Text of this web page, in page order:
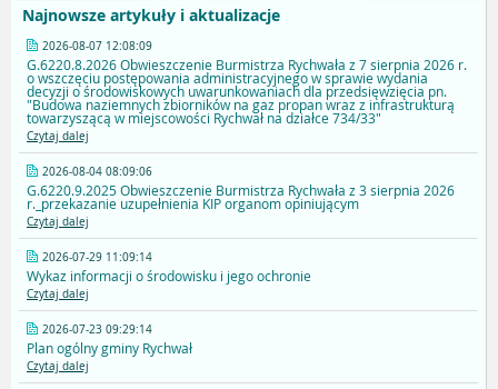
Najnowsze artykuły i aktualizacje
2026-08-07 12:08:09
G.6220.8.2026 Obwieszczenie Burmistrza Rychwała z 7 sierpnia 2026 r.
o wszczęciu postępowania administracyjnego w sprawie wydania
decyzji o środowiskowych uwarunkowaniach dla przedsięwzięcia pn.
"Budowa naziemnych zbiorników na gaz propan wraz z infrastrukturą
towarzyszącą w miejscowości Rychwał na działce 734/33"
Czytaj dalej
2026-08-04 08:09:06
G.6220.9.2025 Obwieszczenie Burmistrza Rychwała z 3 sierpnia 2026
r._przekazanie uzupełnienia KIP organom opiniującym
Czytaj dalej
2026-07-29 11:09:14
Wykaz informacji o środowisku i jego ochronie
Czytaj dalej
2026-07-23 09:29:14
Plan ogólny gminy Rychwał
Czytaj dalej